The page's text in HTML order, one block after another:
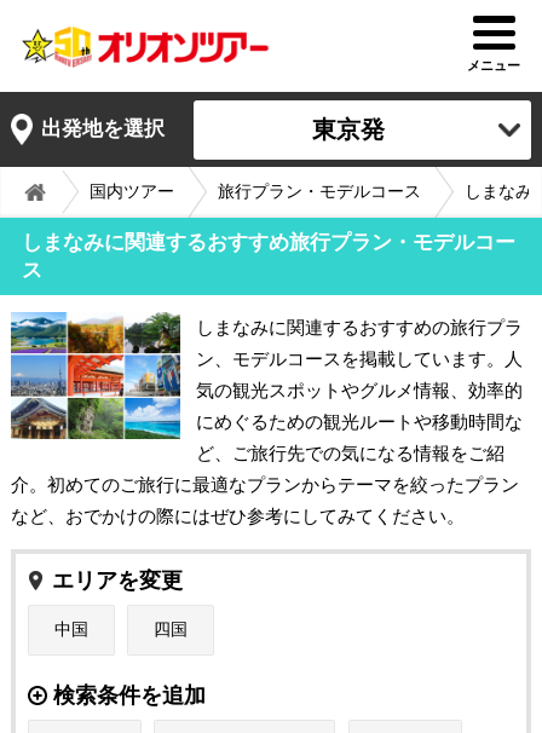
メニュー
出発地を選択 東京発
国内ツアー 旅行プラン・モデルコース しまなみ
しまなみに関連するおすすめ旅行プラン・モデルコー
ス
しまなみに関連するおすすめの旅行プラ
ン、モデルコースを掲載しています。人
気の観光スポットやグルメ情報、効率的
にめぐるための観光ルートや移動時間な
ど、ご旅行先での気になる情報をご紹
介。初めてのご旅行に最適なプランからテーマを絞ったプラン
など、おでかけの際にはぜひ参考にしてみてください。
エリアを変更
中国 四国
検索条件を追加